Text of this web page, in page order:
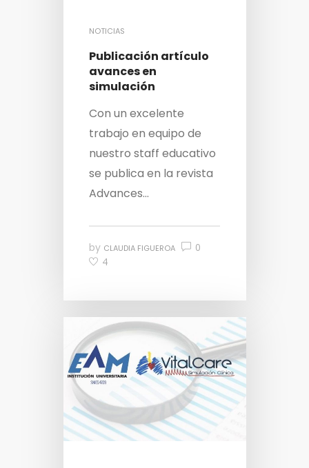
NOTICIAS
Publicación artículo
avances en
simulación
Con un excelente
trabajo en equipo de
nuestro staff educativo
se publica en la revista
Advances...
by CLAUDIA FIGUEROA
0
4